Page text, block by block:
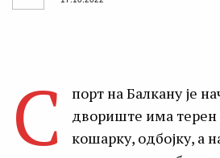
С
порт на Балкану је
двориште има терен
кошарку, одбојку, а